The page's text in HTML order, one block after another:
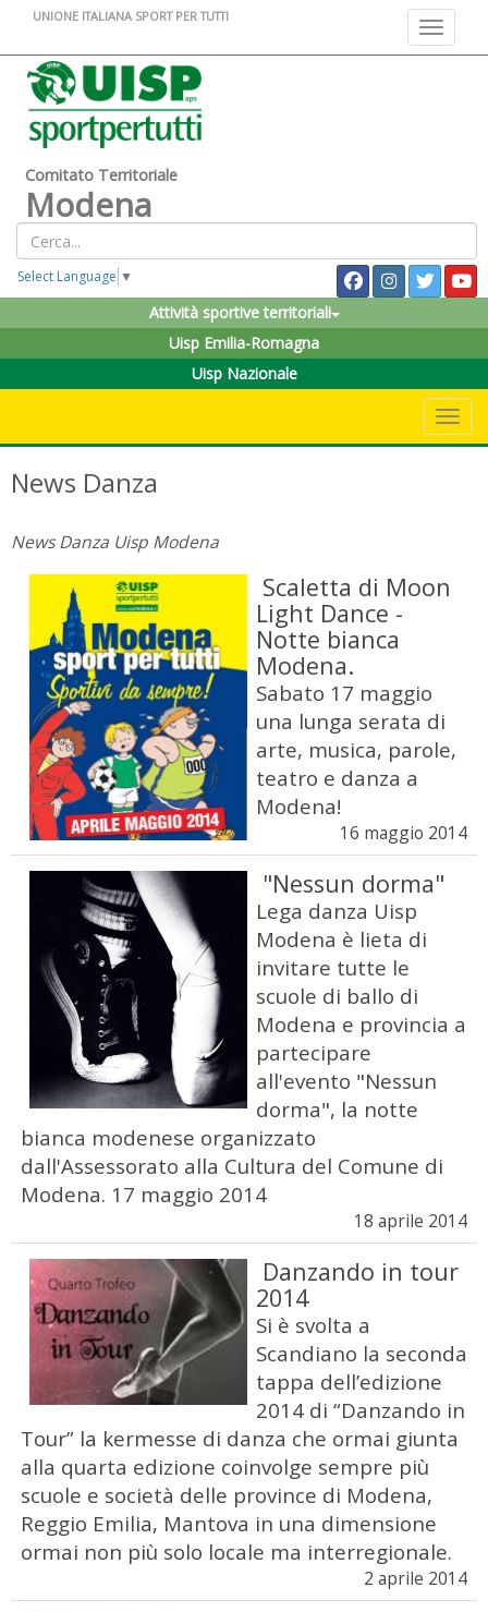
Toggle
UNIONE ITALIANA SPORT PER TUTTI
Comitato Territoriale
Modena
Select Language ▼
Attività sportive territoriali
Uisp Emilia-Romagna
Uisp Nazionale
News Danza
News Danza Uisp Modena
Scaletta di Moon
Light Dance -
Notte bianca
Modena.
Sabato 17 maggio
una lunga serata di
arte, musica, parole,
teatro e danza a
Modena!
16 maggio 2014
"Nessun dorma"
Lega danza Uisp
Modena è lieta di
invitare tutte le
scuole di ballo di
Modena e provincia a
partecipare
all'evento "Nessun
dorma", la notte
bianca modenese organizzato
dall'Assessorato alla Cultura del Comune di
Modena. 17 maggio 2014
18 aprile 2014
Danzando in tour
2014
Si è svolta a
Scandiano la seconda
tappa dell’edizione
2014 di “Danzando in
Tour” la kermesse di danza che ormai giunta
alla quarta edizione coinvolge sempre più
scuole e società delle province di Modena,
Reggio Emilia, Mantova in una dimensione
ormai non più solo locale ma interregionale.
2 aprile 2014